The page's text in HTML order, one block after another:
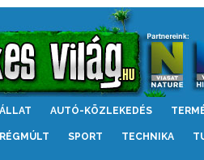
ÁLLAT AUTÓ-KÖZLEKEDÉS
RÉGMÚLT SPORT TECHNIKA